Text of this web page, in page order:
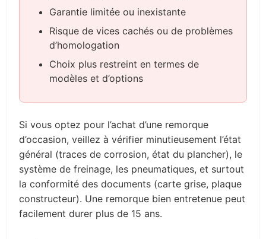
Garantie limitée ou inexistante
Risque de vices cachés ou de problèmes
d’homologation
Choix plus restreint en termes de
modèles et d’options
Si vous optez pour l’achat d’une remorque
d’occasion, veillez à vérifier minutieusement l’état
général (traces de corrosion, état du plancher), le
système de freinage, les pneumatiques, et surtout
la conformité des documents (carte grise, plaque
constructeur). Une remorque bien entretenue peut
facilement durer plus de 15 ans.